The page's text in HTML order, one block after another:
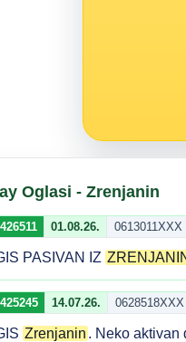
Oglasi - Zrenjanin
01.08.26. 0613011XXX
PASIVAN IZ
14.07.26. 0628518XXX
Zrenjanin . Neko aktivan